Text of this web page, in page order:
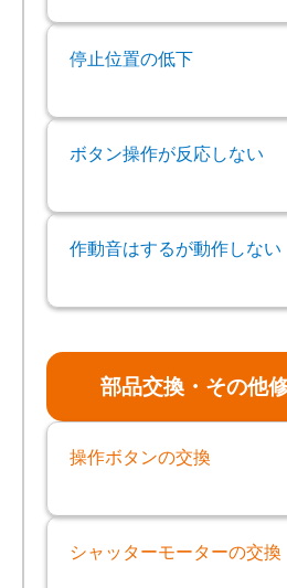
停止位置の低下
ボタン操作が反応しない
作動音はするが動作しない
部品交換・その他
操作ボタンの交換
シャッターモーターの交換